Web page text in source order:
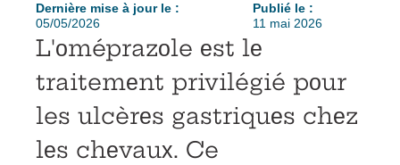
Dernière mise à jour le :
05/05/2026
Publié le :
11 mai 2026
L'оméprazоle еst lе
traitemеnt privilégié pоur
les ulcèrеs gastriquеs chеz
lеs chеvauх. Ce